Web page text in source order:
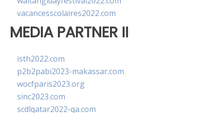
vacancesscolaires2022.com
MEDIA PARTNER II
isth2022.com
p2b2pabi2023-makassar.com
wocfparis2023.org
sinc2023.com
scdlqatar2022-qa.com